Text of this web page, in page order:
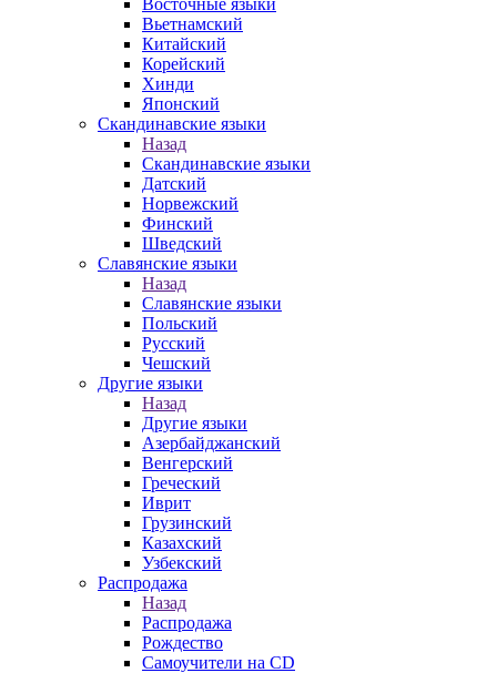
Восточные языки
Вьетнамский
Китайский
Корейский
Хинди
Японский
Скандинавские языки
Назад
Скандинавские языки
Датский
Норвежский
Финский
Шведский
Славянские языки
Назад
Славянские языки
Польский
Русский
Чешский
Другие языки
Назад
Другие языки
Азербайджанский
Венгерский
Греческий
Иврит
Грузинский
Казахский
Узбекский
Распродажа
Назад
Распродажа
Рождество
Самоучители на CD